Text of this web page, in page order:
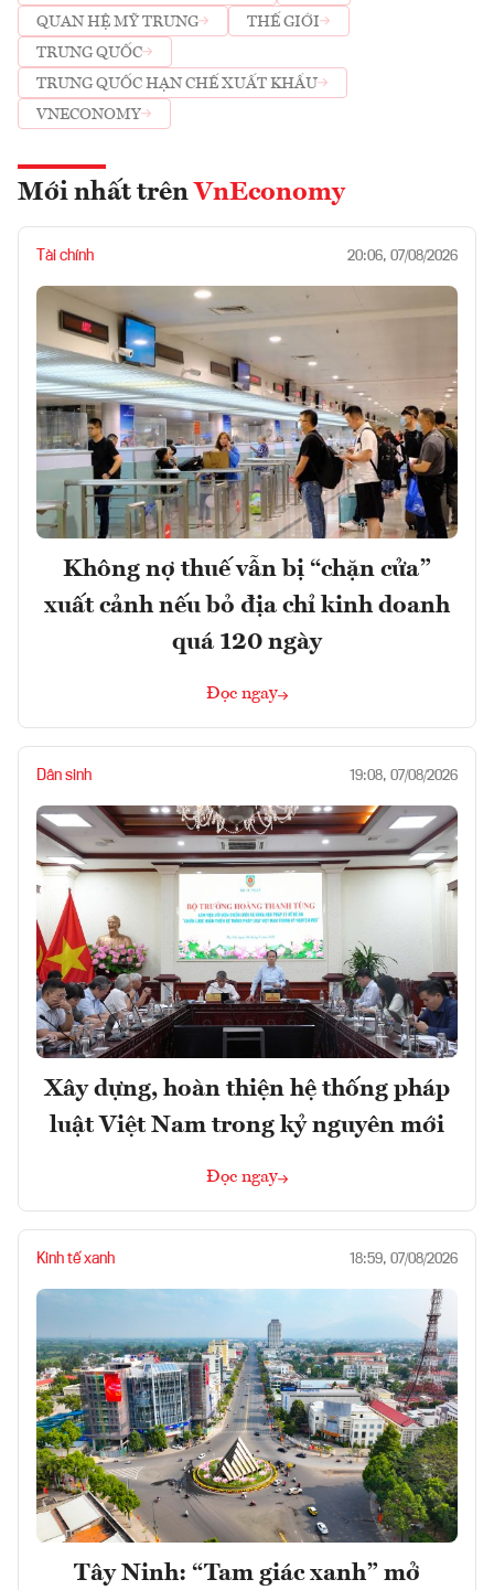
QUAN HỆ MỸ TRUNG
THẾ GIỚI
TRUNG QUỐC
TRUNG QUỐC HẠN CHẾ XUẤT KHẨU
VNECONOMY
Mới nhất trên VnEconomy
Tài chính 20:06, 07/08/2026
Không nợ thuế vẫn bị “chặn cửa”
xuất cảnh nếu bỏ địa chỉ kinh doanh
quá 120 ngày
Đọc ngay
Dân sinh 19:08, 07/08/2026
Xây dựng, hoàn thiện hệ thống pháp
luật Việt Nam trong kỷ nguyên mới
Đọc ngay
Kinh tế xanh 18:59, 07/08/2026
Tây Ninh: “Tam giác xanh” mở